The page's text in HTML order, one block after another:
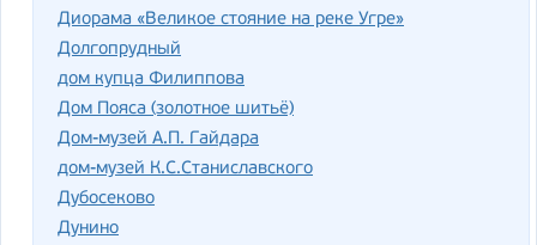
Диорама «Великое стояние на реке Угре»
Долгопрудный
дом купца Филиппова
Дом Пояса (золотное шитьё)
Дом-музей А.П. Гайдара
дом-музей К.С.Станиславского
Дубосеково
Дунино